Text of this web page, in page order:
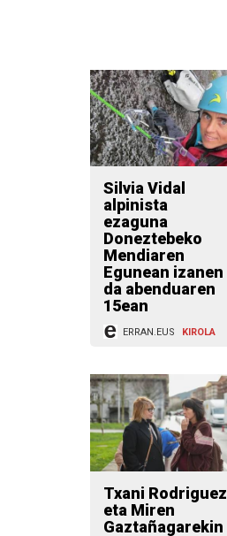
Silvia Vidal
alpinista
ezaguna
Doneztebeko
Mendiaren
Egunean izanen
da abenduaren
15ean
ERRAN.EUS KIROLA
Txani Rodriguez
eta Miren
Gaztañagarekin